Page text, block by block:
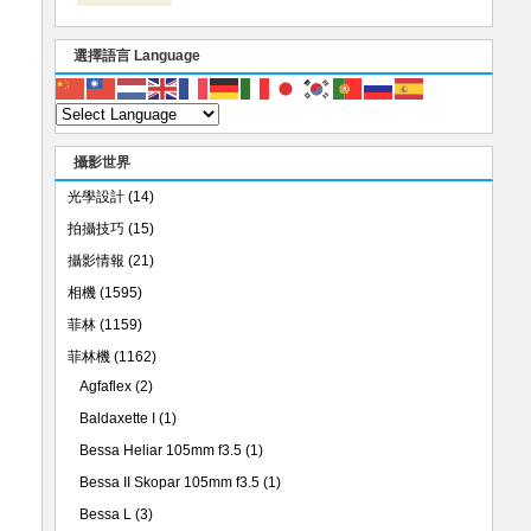
選擇語言 Language
攝影世界
光學設計 (14)
拍攝技巧 (15)
攝影情報 (21)
相機 (1595)
菲林 (1159)
菲林機 (1162)
Agfaflex (2)
Baldaxette I
(1)
Bessa Heliar 105mm f3.5 (1)
Bessa II Skopar 105mm f3.5 (1)
Bessa L (3)